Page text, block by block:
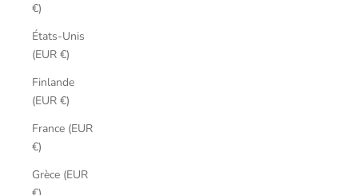
€)
États-Unis
(EUR €)
Finlande
(EUR €)
France (EUR
€)
Grèce (EUR